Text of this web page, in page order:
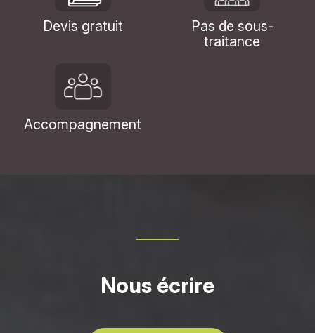
Devis gratuit
Pas de sous-
traitance
Accompagnement
Nous écrire